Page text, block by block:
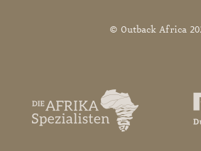
© Outback Africa